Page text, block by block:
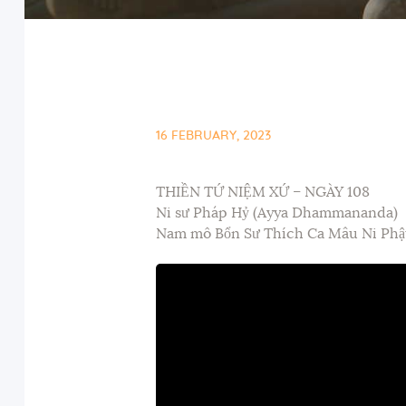
16 FEBRUARY, 2023
THIỀN TỨ NIỆM XỨ – NGÀY 108
Ni sư Pháp Hỷ (Ayya Dhammananda)
Nam mô Bổn Sư Thích Ca Mâu Ni